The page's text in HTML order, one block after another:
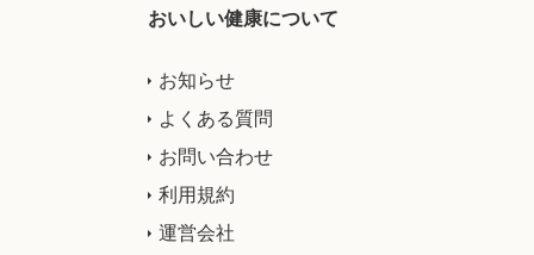
おいしい健康について
お知らせ
よくある質問
お問い合わせ
利用規約
運営会社